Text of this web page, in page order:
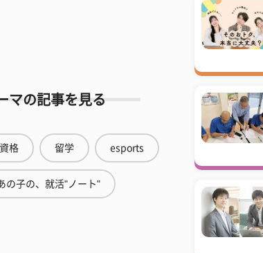
マの記事を見る
資格 留学 esports
の子の、就活"ノート"